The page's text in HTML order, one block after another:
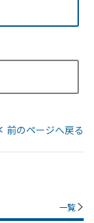
前のページへ戻る
一覧